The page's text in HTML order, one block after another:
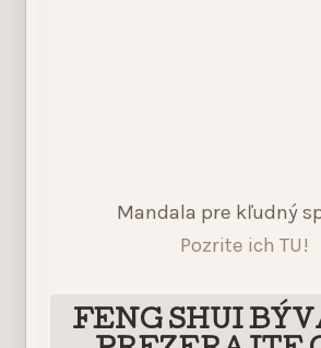
Mandala pre kľudný
Pozrite ich TU!
FENG SHUI